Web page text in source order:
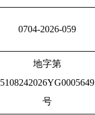
0704-2026-059
地字第
5108242026YG0005649
号